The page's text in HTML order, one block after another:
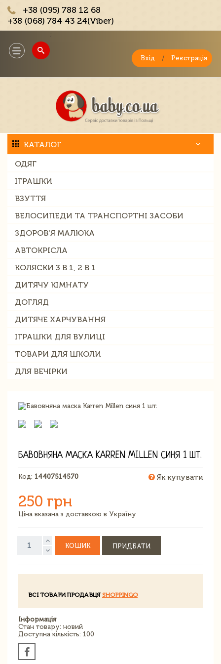
+38 (095) 788 12 68
+38 (068) 784 43 24(Viber)
Toggle
navigation
Вхід / Реєстрація
КАТАЛОГ
ОДЯГ
ІГРАШКИ
ВЗУТТЯ
ВЕЛОСИПЕДИ ТА ТРАНСПОРТНІ ЗАСОБИ
ЗДОРОВ'Я МАЛЮКА
АВТОКРІСЛА
КОЛЯСКИ 3 В 1, 2 В 1
ДИТЯЧУ КІМНАТУ
ДОГЛЯД
ДИТЯЧЕ ХАРЧУВАННЯ
ІГРАШКИ ДЛЯ ВУЛИЦІ
ТОВАРИ ДЛЯ ШКОЛИ
ДЛЯ ВЕЧІРКИ
БАВОВНЯНА МАСКА KARREN MILLEN СИНЯ 1 ШТ.
Код: 14407514570 Як купувати
250 грн
Ціна вказана з доставкою в Україну
КОШИК ПРИДБАТИ
ВСІ ТОВАРИ ПРОДАВЦЯ SHOPPINGO
Інформація
Стан товару: новий
Доступна кількість: 100